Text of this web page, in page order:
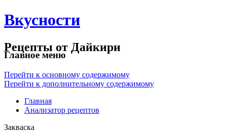
Вкусности
Рецепты от Дайкири
Главное меню
Перейти к основному содержимому
Перейти к дополнительному содержимому
Главная
Анализатор рецептов
Закваска